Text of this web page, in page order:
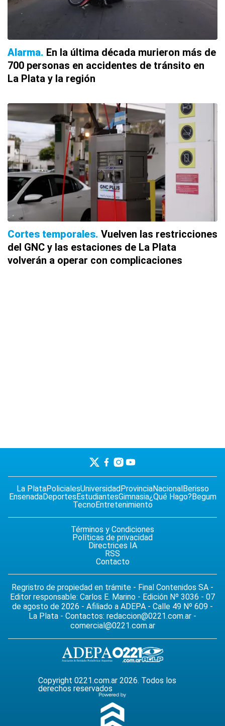
Alarma En la última década murieron más de
700 personas en accidentes de tránsito en
La Plata y la región
Cortes temporales Vuelven las restricciones
del GNC y las estaciones de La Plata
volverán a operar con complicaciones
La PlataPolicialesUniversidadProvinciaNacionalBerisso
EnsenadaDeportesEstudiantesGimnasia¿Qué Hago?Begum
TecnoEntretenimiento
Términos y Condiciones
Políticas de privacidad
Directrices IA
RSS
Contacto
Regristro de propiedad en trámite - Final Contenidos SA -
Editor responsable: Carlos E. Marino - Edición Nº 3036 - 07
de agosto de 2026 - Afiliado a ADEPA - Calle 49 Nº 609 -
La Plata - Contactos: redaccion@0221.com.ar -
comercial@0221.com.ar
Copyright 0221.com.ar 2026. Todos los
derechos reservados